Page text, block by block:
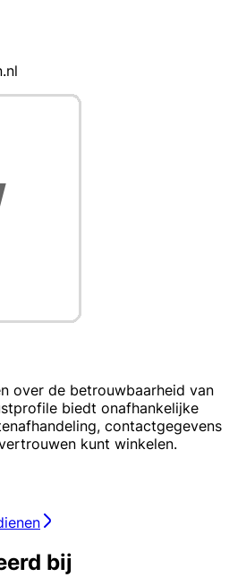
over de betrouwbaarheid van
biedt onafhankelijke
contactgegevens
kunt winkelen.
bij